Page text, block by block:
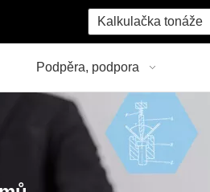
Kalkulačka tonáže
Podpěra, podpora